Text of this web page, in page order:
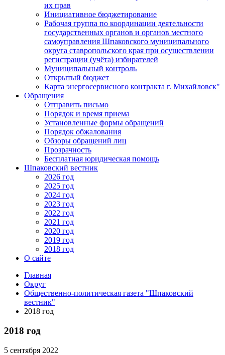
их прав
Инициативное бюджетирование
Рабочая группа по координации деятельности
государственных органов и органов местного
самоуправления Шпаковского муниципального
округа ставропольского края при осуществлении
регистрации (учёта) избирателей
Муниципальный контроль
Открытый бюджет
Карта энергосервисного контракта г. Михайловск"
Обращения
Отправить письмо
Порядок и время приема
Установленные формы обращений
Порядок обжалования
Обзоры обращений лиц
Прозрачность
Бесплатная юридическая помощь
Шпаковский вестник
2026 год
2025 год
2024 год
2023 год
2022 год
2021 год
2020 год
2019 год
2018 год
О сайте
Главная
Округ
Общественно-политическая газета "Шпаковский
вестник"
2018 год
2018 год
5 сентября 2022